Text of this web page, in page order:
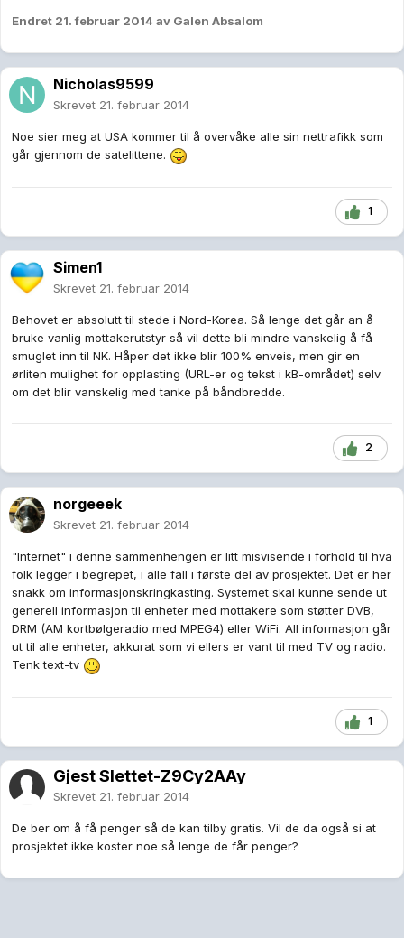
Endret 21. februar 2014 av Galen Absalom
Nicholas9599
Skrevet 21. februar 2014
Noe sier meg at USA kommer til å overvåke alle sin nettrafikk som
går gjennom de satelittene.
1
Simen1
Skrevet 21. februar 2014
Behovet er absolutt til stede i Nord-Korea. Så lenge det går an å
bruke vanlig mottakerutstyr så vil dette bli mindre vanskelig å få
smuglet inn til NK. Håper det ikke blir 100% enveis, men gir en
ørliten mulighet for opplasting (URL-er og tekst i kB-området) selv
om det blir vanskelig med tanke på båndbredde.
2
norgeeek
Skrevet 21. februar 2014
"Internet" i denne sammenhengen er litt misvisende i forhold til hva
folk legger i begrepet, i alle fall i første del av prosjektet. Det er her
snakk om informasjonskringkasting. Systemet skal kunne sende ut
generell informasjon til enheter med mottakere som støtter DVB,
DRM (AM kortbølgeradio med MPEG4) eller WiFi. All informasjon går
ut til alle enheter, akkurat som vi ellers er vant til med TV og radio.
Tenk text-tv
1
Gjest Slettet-Z9Cy2AAy
Skrevet 21. februar 2014
De ber om å få penger så de kan tilby gratis. Vil de da også si at
prosjektet ikke koster noe så lenge de får penger?